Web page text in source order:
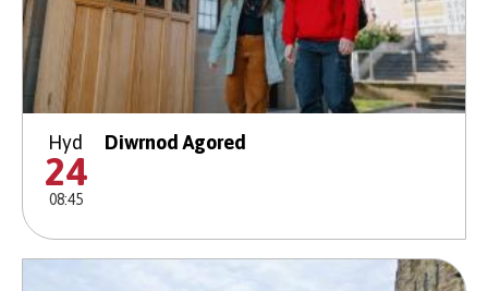
Hyd
24
08:45
Diwrnod Agored